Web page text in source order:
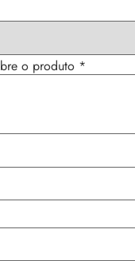
o produto *